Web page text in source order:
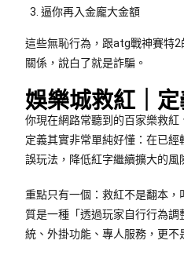
逼你再入金龐大金額
這些無恥行為，跟atg戰神賽特
關係，說白了就是詐騙。
娛樂城救紅｜
你現在網路常聽到的百家樂救紅
定義其實非常單純好懂：在已
誤玩法，降低紅字繼續擴大的風
重點只有一個：救紅不是翻本
質是一種「透過玩家自行行為
統、外掛功能、專人服務，更不